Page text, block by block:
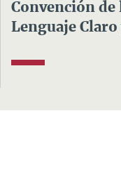
Convención de
Lenguaje Claro